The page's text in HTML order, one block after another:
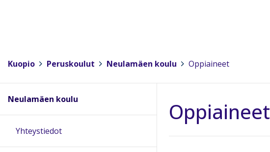
Kuopio Peruskoulut Neulamäen koulu Oppiaineet
Oppiaineet
Neulamäen koulu
Yhteystiedot